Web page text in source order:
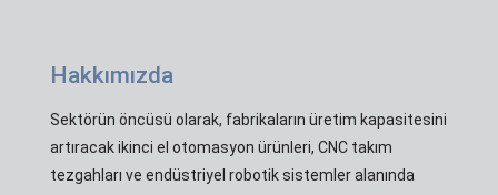
Hakkımızda
Sektörün öncüsü olarak, fabrikaların üretim kapasitesini
artıracak ikinci el otomasyon ürünleri, CNC takım
tezgahları ve endüstriyel robotik sistemler alanında